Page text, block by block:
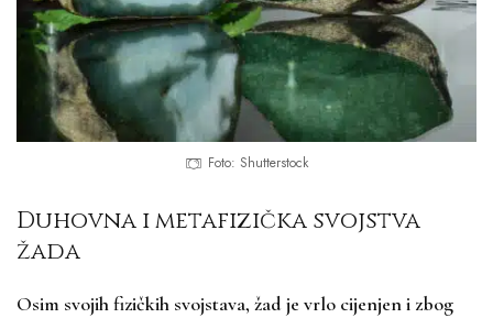
Foto: Shutterstock
Duhovna i metafizička svojstva
žada
Osim svojih fizičkih svojstava, žad je vrlo cijenjen i zbog